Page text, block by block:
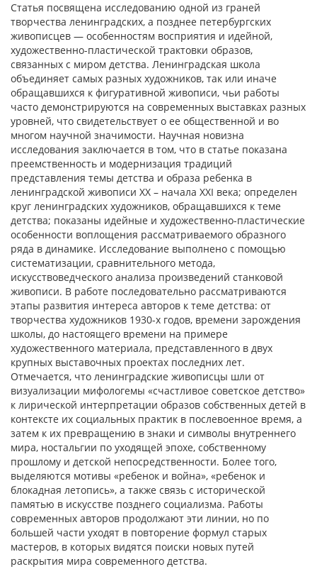
Статья посвящена исследованию одной из граней
творчества ленинградских, а позднее петербургских
живописцев — особенностям восприятия и идейной,
художественно-пластической трактовки образов,
связанных с миром детства. Ленинградская школа
объединяет самых разных художников, так или иначе
обращавшихся к фигуративной живописи, чьи работы
часто демонстрируются на современных выставках разных
уровней, что свидетельствует о ее общественной и во
многом научной значимости. Научная новизна
исследования заключается в том, что в статье показана
преемственность и модернизация традиций
представления темы детства и образа ребенка в
ленинградской живописи XX – начала XXI века; определен
круг ленинградских художников, обращавшихся к теме
детства; показаны идейные и художественно-пластические
особенности воплощения рассматриваемого образного
ряда в динамике. Исследование выполнено с помощью
систематизации, сравнительного метода,
искусствоведческого анализа произведений станковой
живописи. В работе последовательно рассматриваются
этапы развития интереса авторов к теме детства: от
творчества художников 1930-х годов, времени зарождения
школы, до настоящего времени на примере
художественного материала, представленного в двух
крупных выставочных проектах последних лет.
Отмечается, что ленинградские живописцы шли от
визуализации мифологемы «счастливое советское детство»
к лирической интерпретации образов собственных детей в
контексте их социальных практик в послевоенное время, а
затем к их превращению в знаки и символы внутреннего
мира, ностальгии по уходящей эпохе, собственному
прошлому и детской непосредственности. Более того,
выделяются мотивы «ребенок и война», «ребенок и
блокадная летопись», а также связь с исторической
памятью в искусстве позднего социализма. Работы
современных авторов продолжают эти линии, но по
большей части уходят в повторение формул старых
мастеров, в которых видятся поиски новых путей
раскрытия мира современного детства.